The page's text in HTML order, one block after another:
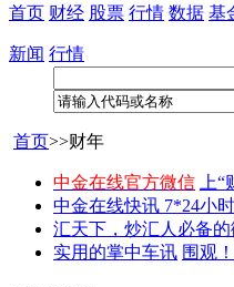
首页 财经 股票 行情 数据 基
新闻 行情
首页>>财年
中金在线官方微信
上
中金在线快讯 7*24小
汇天下，炒汇人必备
实用的掌中车讯 围观